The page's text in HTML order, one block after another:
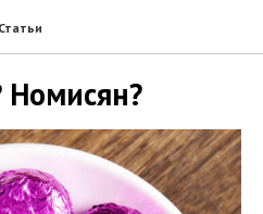
Статьи
Номисян?